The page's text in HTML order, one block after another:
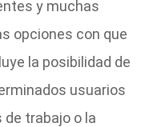
y muchas
opciones con que
la posibilidad de
usuarios
de trabajo o la